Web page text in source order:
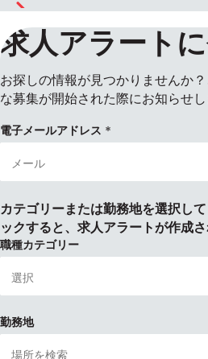
求人アラート
お探しの情報が見つかりませんか
な募集が開始された際にお知らせし
電子メールアドレス
カテゴリーまたは勤務地を選択し
ックすると、求人アラートが作成さ
職種カテゴリー
勤務地